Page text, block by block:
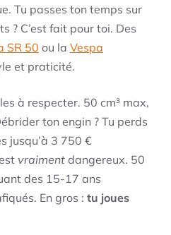
Tu passes ton temps sur
? C’est fait pour toi. Des
SR 50 ou la Vespa
et praticité.
à respecter. 50 cm³ max,
ton engin ? Tu perds
jusqu’à 3 750 €
vraiment dangereux. 50
des 15-17 ans
En gros : tu joues